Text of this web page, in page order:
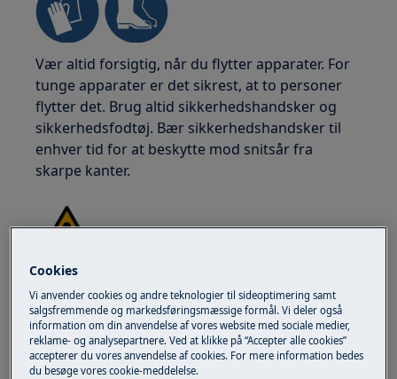
Vær altid forsigtig, når du flytter apparater. For
tunge apparater er det sikrest, at to personer
flytter det. Brug altid sikkerhedshandsker og
sikkerhedsfodtøj. Bær sikkerhedshandsker til
enhver tid for at beskytte mod snitsår fra
skarpe kanter.
Cookies
Vi anvender cookies og andre teknologier til sideoptimering samt
salgsfremmende og markedsføringsmæssige formål. Vi deler også
information om din anvendelse af vores website med sociale medier,
reklame- og analysepartnere. Ved at klikke på “Accepter alle cookies”
accepterer du vores anvendelse af cookies. For mere information bedes
du besøge vores cookie-meddelelse.